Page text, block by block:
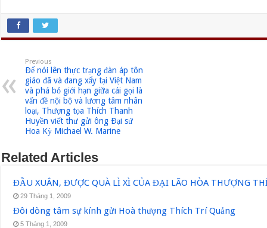
Previous
Ðể nói lên thực trạng đàn áp tôn
giáo đã và đang xẩy tại Việt Nam
và phá bỏ giới hạn giữa cái gọi là
vấn đề nội bộ và lương tâm nhân
loại, Thượng tọa Thích Thanh
Huyền viết thư gửi ông Ðại sứ
Hoa Kỳ Michael W. Marine
Related Articles
ĐẦU XUÂN, ĐƯỢC QUÀ LÌ XÌ CỦA ĐẠI LÃO HÒA THƯỢNG
29 Tháng 1, 2009
Đôi dòng tâm sự kính gửi Hoà thượng Thích Trí Quảng
5 Tháng 1, 2009